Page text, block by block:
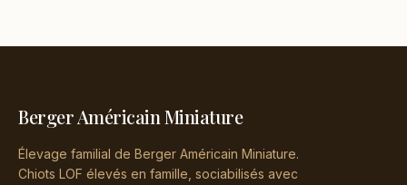
Berger Américain Miniature
Élevage familial de Berger Américain Miniature.
Chiots LOF élevés en famille, sociabilisés avec